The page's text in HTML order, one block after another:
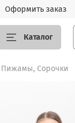
Оформить заказ
Каталог
Пижамы, Сорочки